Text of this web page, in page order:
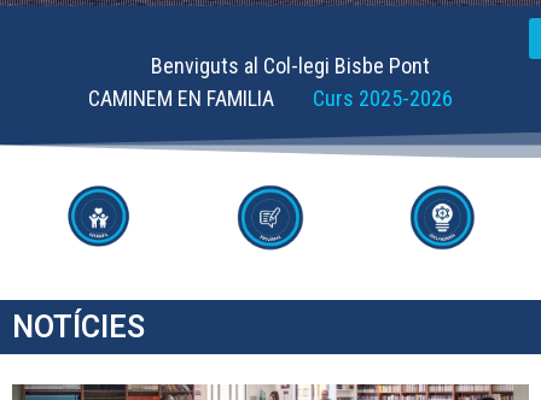
Benviguts al Col-legi Bisbe Pont
CAMINEM EN FAMILIA Curs 2025-2026
NOTÍCIES